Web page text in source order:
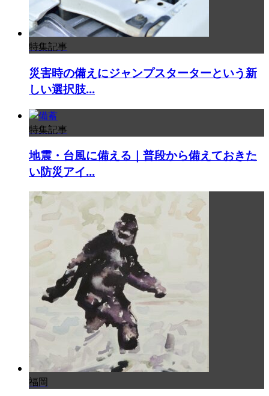
特集記事
災害時の備えにジャンプスターターという新
しい選択肢...
特集記事
地震・台風に備える｜普段から備えておきた
い防災アイ...
福岡